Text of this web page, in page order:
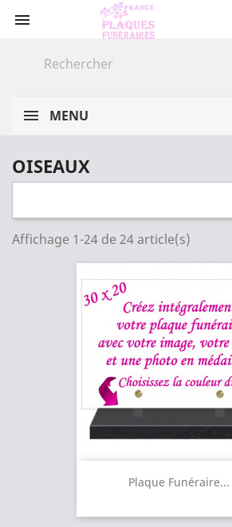

MENU
OISEAUX
Affichage 1-24 de 24 article(s)
Plaque Funéraire...